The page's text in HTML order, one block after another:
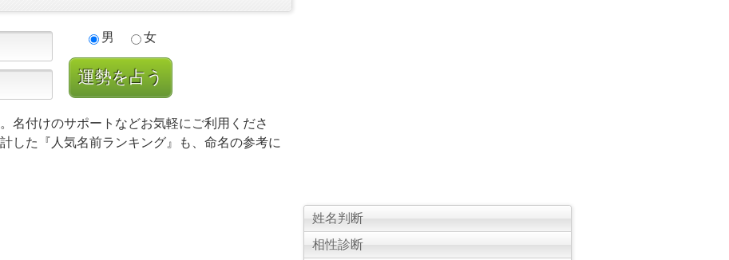
男 女
名付けのサポートなどお気軽にご利用くださ
した『人気名前ランキング』も、命名の参考に
姓名判断
相性診断